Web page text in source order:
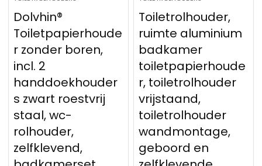
Dolvhin®
Toiletpapierhoude
r zonder boren,
incl. 2
handdoekhouder
s zwart roestvrij
staal, wc-
rolhouder,
zelfklevend,
Toiletrolhouder,
ruimte aluminium
badkamer
toiletpapierhoude
r, toiletrolhouder
vrijstaand,
toiletrolhouder
wandmontage,
geboord en